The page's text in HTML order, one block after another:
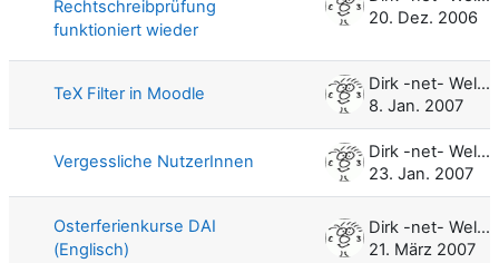
Rechtschreibprüfung
funktioniert wieder
20. Dez. 2006
TeX Filter in Moodle
Dirk -net- Weller
8. Jan. 2007
Vergessliche NutzerInnen
Dirk -net- Weller
23. Jan. 2007
Osterferienkurse DAI
(Englisch)
Dirk -net- Weller
21. März 2007